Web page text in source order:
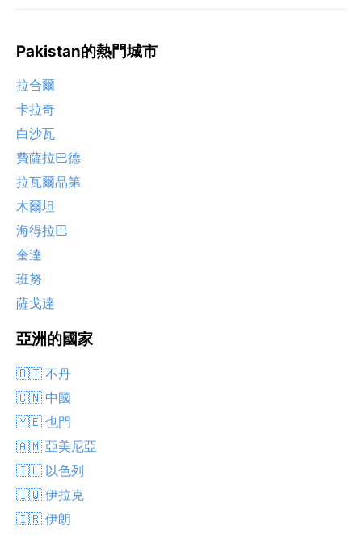
Pakistan的熱門城市
拉合爾
卡拉奇
白沙瓦
費薩拉巴德
拉瓦爾品第
木爾坦
海得拉巴
奎達
班努
薩戈達
亞洲的國家
🇧🇹 不丹
🇨🇳 中國
🇾🇪 也門
🇦🇲 亞美尼亞
🇮🇱 以色列
🇮🇶 伊拉克
🇮🇷 伊朗